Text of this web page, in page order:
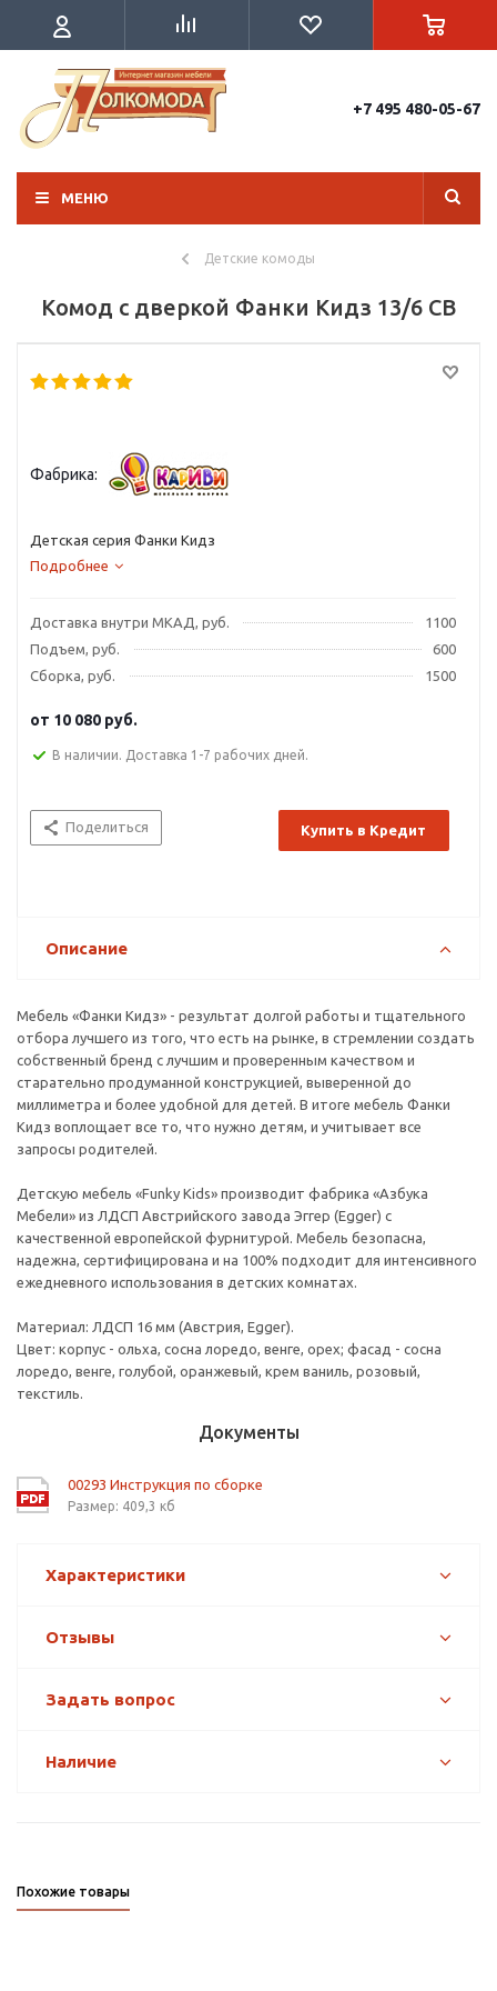
+7 495 480-05-67
МЕНЮ
Детские комоды
Комод с дверкой Фанки Кидз 13/6 СВ
Фабрика:
Детская серия Фанки Кидз
Подробнее
Доставка внутри МКАД, руб.
1100
Подъем, руб.
600
Сборка, руб.
1500
от 10 080 руб.
В наличии. Доставка 1-7 рабочих дней.
Поделиться Купить в Кредит
Описание
Мебель «Фанки Кидз» - результат долгой работы и тщательного
отбора лучшего из того, что есть на рынке, в стремлении создать
собственный бренд с лучшим и проверенным качеством и
старательно продуманной конструкцией, выверенной до
миллиметра и более удобной для детей. В итоге мебель Фанки
Кидз воплощает все то, что нужно детям, и учитывает все
запросы родителей.
Детскую мебель «Funky Kids» производит фабрика «Азбука
Мебели» из ЛДСП Австрийского завода Эггер (Egger) с
качественной европейской фурнитурой. Мебель безопасна,
надежна, сертифицирована и на 100% подходит для интенсивного
ежедневного использования в детских комнатах.
Материал: ЛДСП 16 мм (Австрия, Egger).
Цвет: корпус - ольха, сосна лоредо, венге, орех; фасад - сосна
лоредо, венге, голубой, оранжевый, крем ваниль, розовый,
текстиль.
Документы
00293 Инструкция по сборке
Размер: 409,3 кб
Характеристики
Отзывы
Задать вопрос
Наличие
Похожие товары